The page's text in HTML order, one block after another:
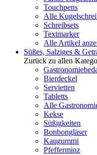
Touchpens
Alle
Schreibsets
Textmarker
Alle Artikel
Süßes, Salziges &
Zurück zu allen
Bierdeckel
Servietten
Tabletts
Alle
Kekse
Süßigkeiten
Bonbongläser
Kaugummi
Pfefferminz